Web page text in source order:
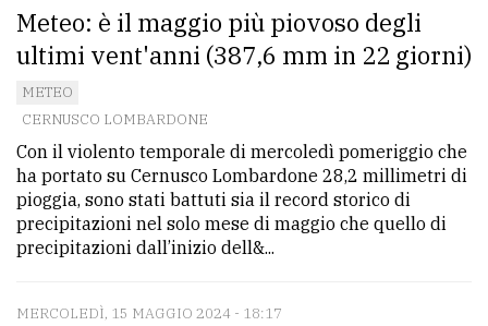
CERCA
Cerca
per
comune
Ricerca
avanzata
TESTATE
Meteo: è il maggio più piovoso degli
ultimi vent'anni (387,6 mm in 22 giorni)
METEO
CERNUSCO LOMBARDONE
Con il violento temporale di mercoledì pomeriggio che
ha portato su Cernusco Lombardone 28,2 millimetri di
pioggia, sono stati battuti sia il record storico di
precipitazioni nel solo mese di maggio che quello di
precipitazioni dall’inizio dell&...
MERCOLEDÌ, 15 MAGGIO 2024 - 18:17